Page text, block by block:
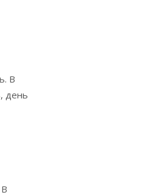
В
день